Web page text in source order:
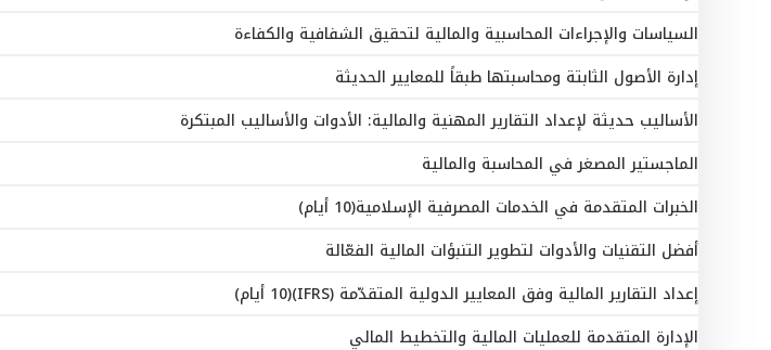
السياسات والإجراءات المحاسبية والمالية لتحقيق الشفافية والكفاءة
إدارة الأصول الثابتة ومحاسبتها طبقاً للمعايير الحديثة
الأساليب حديثة لإعداد التقارير المهنية والمالية: الأدوات والأساليب المبتكرة
الماجستير المصغر في المحاسبة والمالية
الخبرات المتقدمة في الخدمات المصرفية الإسلامية(10 أيام)
أفضل التقنيات والأدوات لتطوير التنبؤات المالية الفعّالة
إعداد التقارير المالية وفق المعايير الدولية المتقدّمة (IFRS)(10 أيام)
الإدارة المتقدمة للعمليات المالية والتخطيط المالي